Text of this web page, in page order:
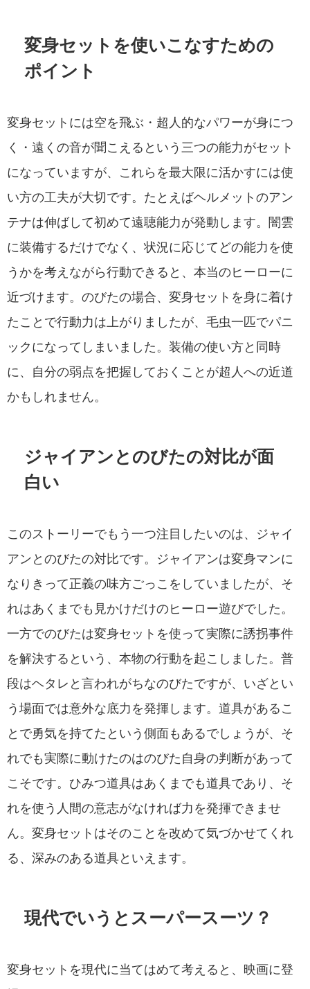
変身セットを使いこなすための
ポイント
変身セットには空を飛ぶ・超人的なパワーが身につ
く・遠くの音が聞こえるという三つの能力がセット
になっていますが、これらを最大限に活かすには使
い方の工夫が大切です。たとえばヘルメットのアン
テナは伸ばして初めて遠聴能力が発動します。闇雲
に装備するだけでなく、状況に応じてどの能力を使
うかを考えながら行動できると、本当のヒーローに
近づけます。のびたの場合、変身セットを身に着け
たことで行動力は上がりましたが、毛虫一匹でパニ
ックになってしまいました。装備の使い方と同時
に、自分の弱点を把握しておくことが超人への近道
かもしれません。
ジャイアンとのびたの対比が面
白い
このストーリーでもう一つ注目したいのは、ジャイ
アンとのびたの対比です。ジャイアンは変身マンに
なりきって正義の味方ごっこをしていましたが、そ
れはあくまでも見かけだけのヒーロー遊びでした。
一方でのびたは変身セットを使って実際に誘拐事件
を解決するという、本物の行動を起こしました。普
段はヘタレと言われがちなのびたですが、いざとい
う場面では意外な底力を発揮します。道具があるこ
とで勇気を持てたという側面もあるでしょうが、そ
れでも実際に動けたのはのびた自身の判断があって
こそです。ひみつ道具はあくまでも道具であり、そ
れを使う人間の意志がなければ力を発揮できませ
ん。変身セットはそのことを改めて気づかせてくれ
る、深みのある道具といえます。
現代でいうとスーパースーツ？
変身セットを現代に当てはめて考えると、映画に登